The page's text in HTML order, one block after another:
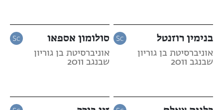
בנימין רוזנטל
אוניברסיטת בן גוריון
שבנגב 2011
סולומון אספאו
אוניברסיטת בן גוריון
שבנגב 2011